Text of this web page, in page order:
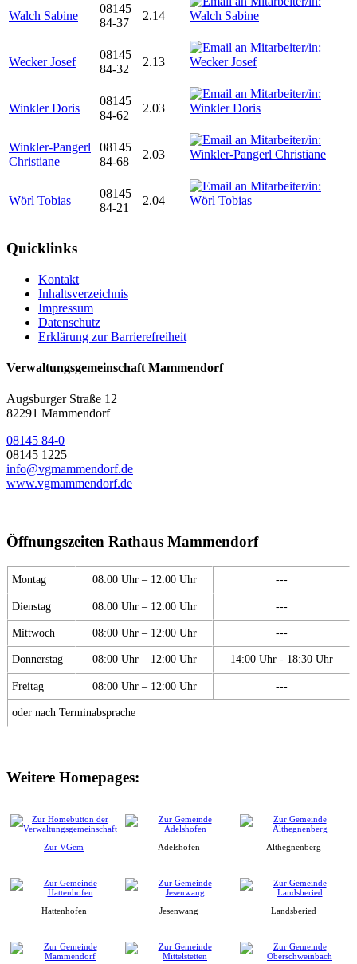
Walch Sabine
08145
84-37
2.14
Wecker Josef
08145
84-32
2.13
Winkler Doris
08145
84-62
2.03
Winkler-Pangerl
Christiane
08145
84-68
2.03
Wörl Tobias
08145
84-21
2.04
Quicklinks
Kontakt
Inhaltsverzeichnis
Impressum
Datenschutz
Erklärung zur Barrierefreiheit
Verwaltungsgemeinschaft Mammendorf
Augsburger Straße 12
82291 Mammendorf
08145 84-0
08145 1225
info@vgmammendorf.de
www.vgmammendorf.de
Öffnungszeiten Rathaus Mammendorf
Montag 08:00 Uhr – 12:00 Uhr ---
Dienstag 08:00 Uhr – 12:00 Uhr ---
Mittwoch 08:00 Uhr – 12:00 Uhr ---
Donnerstag 08:00 Uhr – 12:00 Uhr 14:00 Uhr - 18:30 Uhr
Freitag 08:00 Uhr – 12:00 Uhr ---
oder nach Terminabsprache
Weitere Homepages:
Zur VGem Adelshofen Althegnenberg
Hattenhofen Jesenwang Landsberied